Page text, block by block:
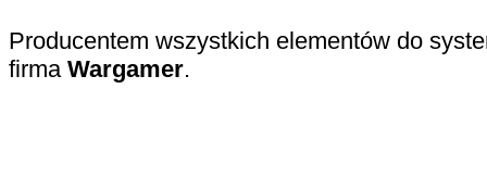
Producentem wszystkich elementów do
firma Wargamer.